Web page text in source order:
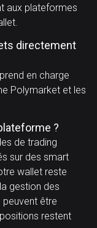
aux plateformes
directement
en charge
Polymarket et les
?
de trading
sur des smart
wallet reste
gestion des
être
restent